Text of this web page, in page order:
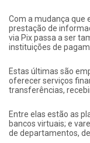
Com a mudança que
prestação de
via Pix passa a ser
instituições de
Estas últimas são
oferecer serviços
transferências,
Entre elas estão as
bancos virtuais; e
de departamentos,